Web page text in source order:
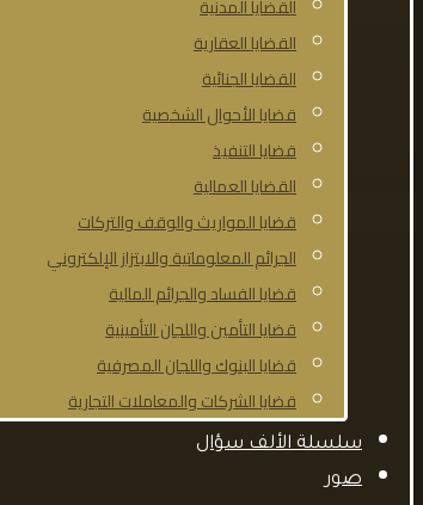
القضايا المدنية
القضايا العقارية
القضايا الجنائية
قضايا الأحوال الشخصية
قضايا التنفيذ
القضايا العمالية
قضايا المواريث والوقف والتركات
الجرائم المعلوماتية والابتزاز الإلكتروني
قضايا الفساد والجرائم المالية
قضايا التأمين واللجان التأمينية
قضايا البنوك واللجان المصرفية
قضايا الشركات والمعاملات التجارية
سلسلة الألف سؤال
صور